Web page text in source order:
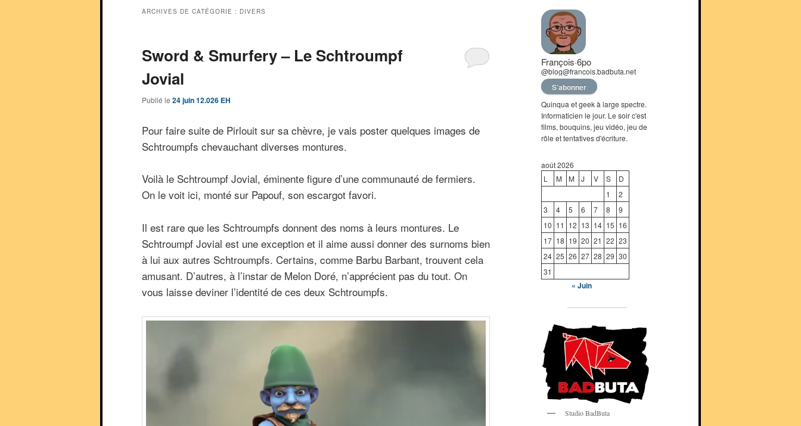
ARCHIVES DE CATÉGORIE : DIVERS
Sword & Smurfery – Le Schtroumpf
Jovial
Publié le 24 juin 12.026 EH
Pour faire suite de Pirlouit sur sa chèvre, je vais poster quelques images de
Schtroumpfs chevauchant diverses montures.
Voilà le Schtroumpf Jovial, éminente figure d’une communauté de fermiers.
On le voit ici, monté sur Papouf, son escargot favori.
Il est rare que les Schtroumpfs donnent des noms à leurs montures. Le
Schtroumpf Jovial est une exception et il aime aussi donner des surnoms bien
à lui aux autres Schtroumpfs. Certains, comme Barbu Barbant, trouvent cela
amusant. D’autres, à l’instar de Melon Doré, n’apprécient pas du tout. On
vous laisse deviner l’identité de ces deux Schtroumpfs.
François·6po
@blog@francois.badbuta.net
S’abonner
Quinqua et geek à large spectre.
Informaticien le jour. Le soir c'est
films, bouquins, jeu vidéo, jeu de
rôle et tentatives d'écriture.
août 2026
L
M M J V S
D
1
2
3
4 5 6 7 8
9
10 11 12 13 14 15 16
17 18 19 20 21 22 23
24 25 26 27 28 29 30
31
« Juin
Studio BadButa